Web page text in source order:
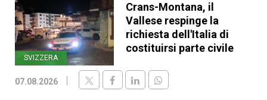
SVIZZERA
Crans-Montana, il
Vallese respinge la
richiesta dell'Italia di
costituirsi parte civile
07.08.2026